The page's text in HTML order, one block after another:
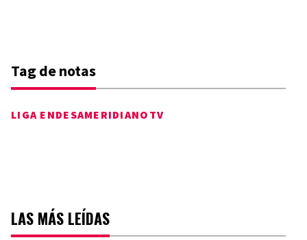
Tag de notas
LIGA ENDESAMERIDIANOTV
LAS MÁS LEÍDAS